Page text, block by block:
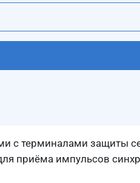
с терминалами защиты
приёма импульсов